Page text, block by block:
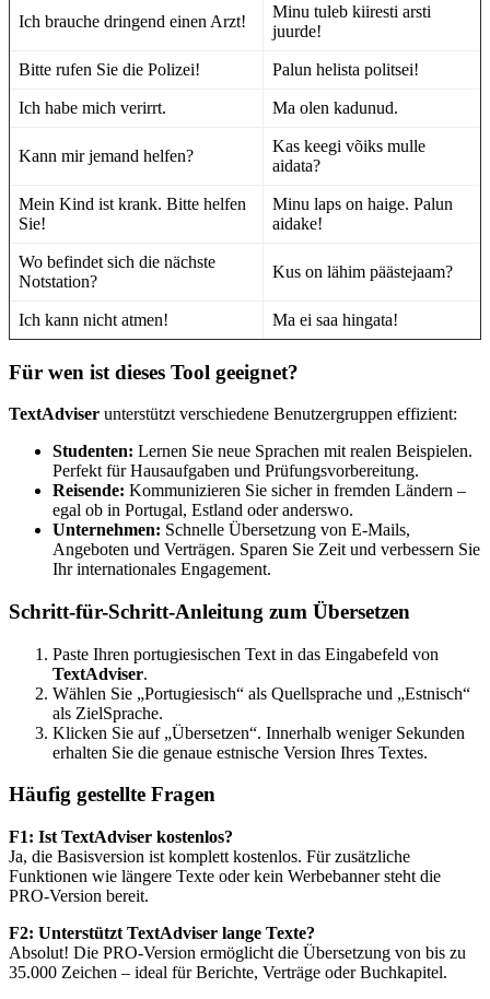
Ich brauche dringend einen Arzt!
Minu tuleb kiiresti arsti
juurde!
Bitte rufen Sie die Polizei! Palun helista politsei!
Ich habe mich verirrt. Ma olen kadunud.
Kann mir jemand helfen?
Kas keegi võiks mulle
aidata?
Mein Kind ist krank. Bitte helfen
Sie!
Minu laps on haige. Palun
aidake!
Wo befindet sich die nächste
Notstation?
Kus on lähim päästejaam?
Ich kann nicht atmen! Ma ei saa hingata!
Für wen ist dieses Tool geeignet?
TextAdviser unterstützt verschiedene Benutzergruppen effizient:
Studenten: Lernen Sie neue Sprachen mit realen Beispielen.
Perfekt für Hausaufgaben und Prüfungsvorbereitung.
Reisende: Kommunizieren Sie sicher in fremden Ländern –
egal ob in Portugal, Estland oder anderswo.
Unternehmen: Schnelle Übersetzung von E-Mails,
Angeboten und Verträgen. Sparen Sie Zeit und verbessern Sie
Ihr internationales Engagement.
Schritt-für-Schritt-Anleitung zum Übersetzen
Paste Ihren portugiesischen Text in das Eingabefeld von
TextAdviser.
Wählen Sie „Portugiesisch“ als Quellsprache und „Estnisch“
als ZielSprache.
Klicken Sie auf „Übersetzen“. Innerhalb weniger Sekunden
erhalten Sie die genaue estnische Version Ihres Textes.
Häufig gestellte Fragen
F1: Ist TextAdviser kostenlos?
Ja, die Basisversion ist komplett kostenlos. Für zusätzliche
Funktionen wie längere Texte oder kein Werbebanner steht die
PRO-Version bereit.
F2: Unterstützt TextAdviser lange Texte?
Absolut! Die PRO-Version ermöglicht die Übersetzung von bis zu
35.000 Zeichen – ideal für Berichte, Verträge oder Buchkapitel.